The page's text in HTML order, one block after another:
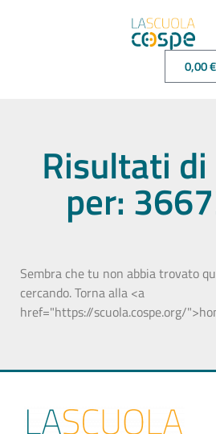
0,00€
Risultati
per:
Sembra che tu non abbia trovato
cercando. Torna alla <a
href="https://scuola.cospe.org/